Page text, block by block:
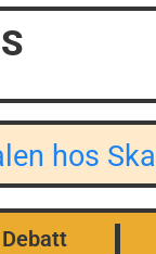
hos
Debatt